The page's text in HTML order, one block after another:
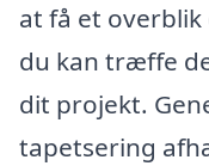
at få et
du kan træffe
dit projekt.
tapetsering